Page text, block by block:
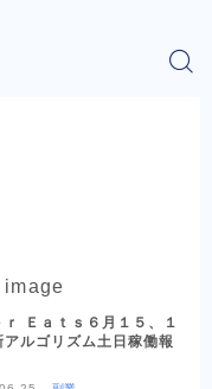
ｒ Ｅａｔｓ６月１５、１
アルゴリズム土日稼働報